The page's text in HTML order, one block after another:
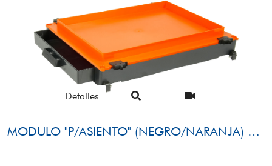
Detalles
MODULO "P/ASIENTO" (NEGRO/NARANJA) + 1 CAJÓN LATERAL (NEGRO)